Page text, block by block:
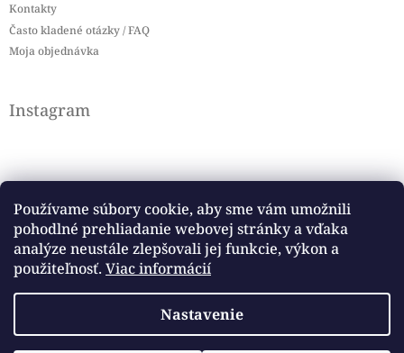
Používame súbory cookie, aby sme vám umožnili
pohodlné prehliadanie webovej stránky a vďaka
analýze neustále zlepšovali jej funkcie, výkon a
použiteľnosť. Viac informácií
Nastavenie
Kontakty
Často kladené otázky / FAQ
Moja objednávka
Instagram
Sledovať na Instagrame
Facebook